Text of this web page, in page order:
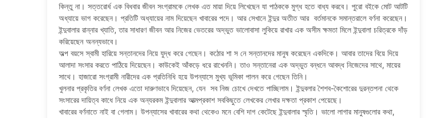
কিন্তু না। সত্তরোর্ধ এক বিধবার জীবন সংগ্রামকে লেখক এত মায়া দিয়ে লিখেছেন যা পাঠককে মুগ্ধ হতে বাধ্য করবে। পুরো বইকে মোট আটটি
অধ্যায়ে ভাগ করেছেন। প্রতিটি অধ্যায়ের নাম দিয়েছেন খাবারের পদে। আর সেখানে ইন্দুর অতীত আর বর্তমানকে সমান্তরালে বর্ণনা করেছেন।
ইন্দুবালার রান্নার খ্যাতি, তার সাধারণ জীবন আর নিজের ভেতরের অদ্ভুত ভালোবাসা লুকিয়ে রাখার এক অসীম ক্ষমতা মিলে ইন্দুবালা চরিত্রকে দাঁড়
করিয়েছেন অনন্যভাবে।
অল্প বয়সে স্বামী হারিয়ে সন্তানদের নিয়ে যুদ্ধ করে গেছেন। কঠোর শা স নে সন্তানদের মানুষ করেছেন একদিকে। আবার তাদের বিয়ে দিয়ে
আলাদা সংসার করতে পাঠিয়ে দিয়েছেন। কাউকেই আঁকড়ে ধরে রাখেননি। তাও সন্তানেরা এক অদ্ভুত বন্ধনে আবদ্ধ নিজেদের সাথে, মায়ের
সাথে। হাজারো সংগ্রামী নারীদের এক প্রতিনিধি হয়ে উপন্যাসে মুখ্য ভূমিকা পালন করে গেছেন তিনি।
খুলনার প্রকৃতির বর্ণনা লেখক এতো দারুণভাবে দিয়েছেন, যেন সব নিজ চোখে দেখতে পাচ্ছিলাম। ইন্দুবলার শৈশব-কৈশোরের দুরন্তপনা থেকে
সংসারের দায়িত্ব কাধে নিয়ে এক অন্যরকম ইন্দুবালার আত্মপ্রকাশ সবকিছুতে লেখকের লেখার দক্ষতা প্রকাশ পেয়েছে।
খাবারের বর্ণনাতে নাই বা গেলাম। উপন্যাসের খাবারের কথা থেকেও মনে বেশি দাগ কেটেছে ইন্দুবালার স্মৃতি। ভালো লাগার মানুষগুলোর কথা,